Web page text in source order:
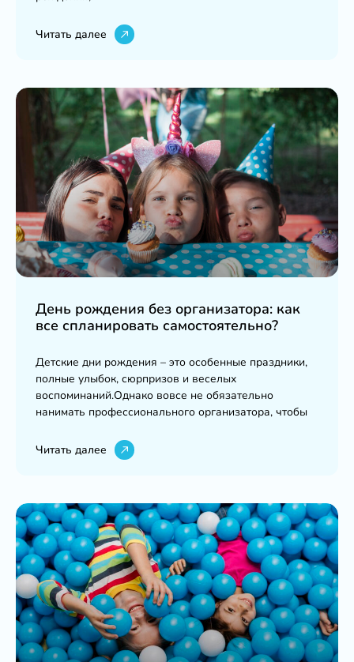
Читать далее
День рождения без организатора: как
все спланировать самостоятельно?
Детские дни рождения – это особенные праздники,
полные улыбок, сюрпризов и веселых
воспоминаний.Однако вовсе не обязательно
нанимать профессионального организатора, чтобы
Читать далее